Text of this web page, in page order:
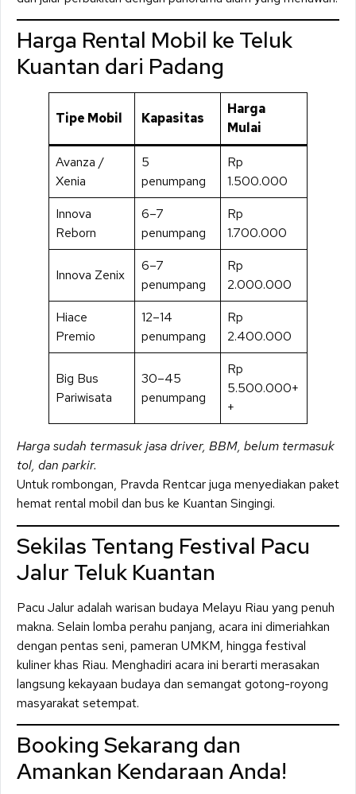
Harga Rental Mobil ke Teluk
Kuantan dari Padang
Tipe Mobil Kapasitas
Harga
Mulai
Avanza /
Xenia
5
penumpang
Rp
1.500.000
Innova
Reborn
6–7
penumpang
Rp
1.700.000
Innova Zenix
6–7
penumpang
Rp
2.000.000
Hiace
Premio
12–14
penumpang
Rp
2.400.000
Big Bus
Pariwisata
30–45
penumpang
Rp
5.500.000+
+
Harga sudah termasuk jasa driver, BBM, belum termasuk
tol, dan parkir.
Untuk rombongan, Pravda Rentcar juga menyediakan paket
hemat rental mobil dan bus ke Kuantan Singingi.
Sekilas Tentang Festival Pacu
Jalur Teluk Kuantan
Pacu Jalur adalah warisan budaya Melayu Riau yang penuh
makna. Selain lomba perahu panjang, acara ini dimeriahkan
dengan pentas seni, pameran UMKM, hingga festival
kuliner khas Riau. Menghadiri acara ini berarti merasakan
langsung kekayaan budaya dan semangat gotong-royong
masyarakat setempat.
Booking Sekarang dan
Amankan Kendaraan Anda!